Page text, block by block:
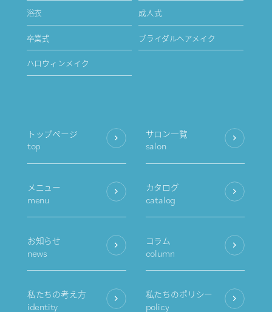
浴衣 成人式
卒業式 ブライダルヘアメイク
ハロウィンメイク
トップページ
top
サロン一覧
salon
メニュー
menu
カタログ
catalog
お知らせ
news
コラム
column
私たちの考え方
identity
私たちのポリシー
policy